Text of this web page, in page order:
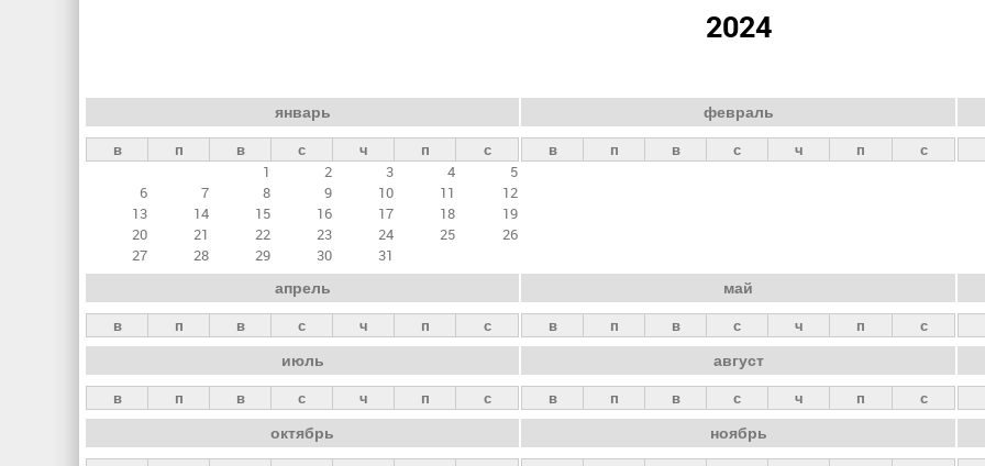
н
ы
е
а
д
к
и
2024
январь
в п в с ч п
с
1
2 3 4
5
6
7 8 9 10 11
12
13
14 15 16 17 18
19
20
21 22 23 24 25
26
27
28 29 30 31
февраль
в п в с ч п с
апрель
в п в с ч п с
май
в п в с ч п с
июль
в п в с ч п с
август
в п в с ч п с
октябрь ноябрь